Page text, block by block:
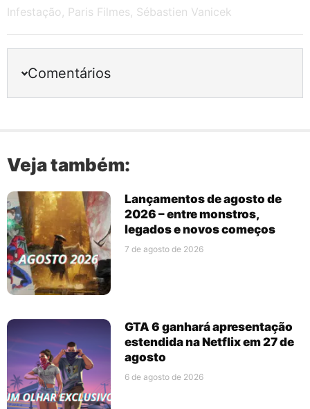
Infestação , Paris Filmes, Sébastien Vanicek
Comentários
Veja também:
Lançamentos de agosto de
2026 – entre monstros,
legados e novos começos
7 de agosto de 2026
GTA 6 ganhará apresentação
estendida na Netflix em 27 de
agosto
6 de agosto de 2026